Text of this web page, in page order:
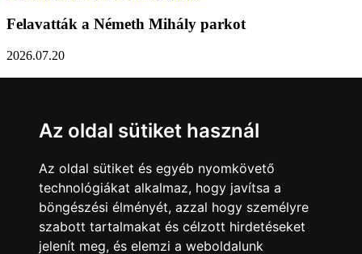
Az oldal sütiket használ
Az oldal sütiket és egyéb nyomkövető
technológiákat alkalmaz, hogy javítsa a
böngészési élményét, azzal hogy személyre
szabott tartalmakat és célzott hirdetéseket
jelenít meg, és elemzi a weboldalunk
Felavatták a Németh Mihály parkot
2026.07.20
Közlemény a sárvári képviselő-testület rendkívüli
üléseiről
2026.07.20